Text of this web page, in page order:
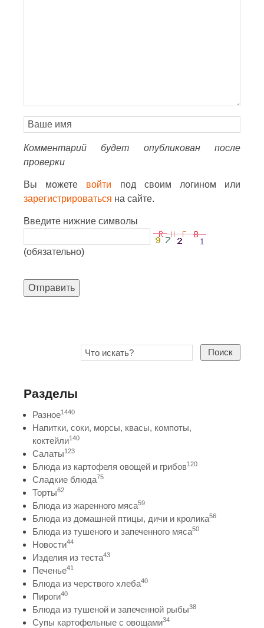
Комментарий будет опубликован после
проверки
Вы можете войти под своим логином или
зарегистрироваться на сайте.
Введите нижние символы
(обязательно)
Отправить
Поиск
Разделы
Разное1440
Напитки, соки, морсы, квасы, компоты,
коктейли140
Салаты123
Блюда из картофеля овощей и грибов120
Сладкие блюда75
Торты62
Блюда из жаренного мяса59
Блюда из домашней птицы, дичи и кролика56
Блюда из тушеного и запеченного мяса50
Новости44
Изделия из теста43
Печенье41
Блюда из черствого хлеба40
Пироги40
Блюда из тушеной и запеченной рыбы38
Супы картофельные с овощами34